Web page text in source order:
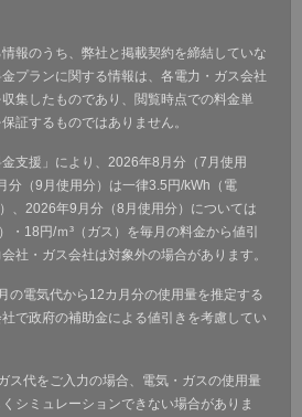
報のうち、弊社と掲載契約を締結していな
プランに関する情報は、各電力・ガス会社
集したものであり、閲覧時点での料金単
証するものではありません。
支援」により、2026年8月分（7月使用
分（9月使用分）は一律3.5円/kWh（電
、2026年9月分（8月使用分）については
・18円/ｍ³（ガス）を毎月の料金から値引
社・ガス会社は対象外の場合があります。
の電気代から12カ月分の使用量を推定する
で政府の補助金による値引きを考慮してい
ス代をご入力の場合、電気・ガスの使用量
シミュレーションできない場合がありま